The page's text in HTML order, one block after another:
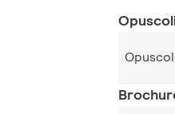
Opuscoli